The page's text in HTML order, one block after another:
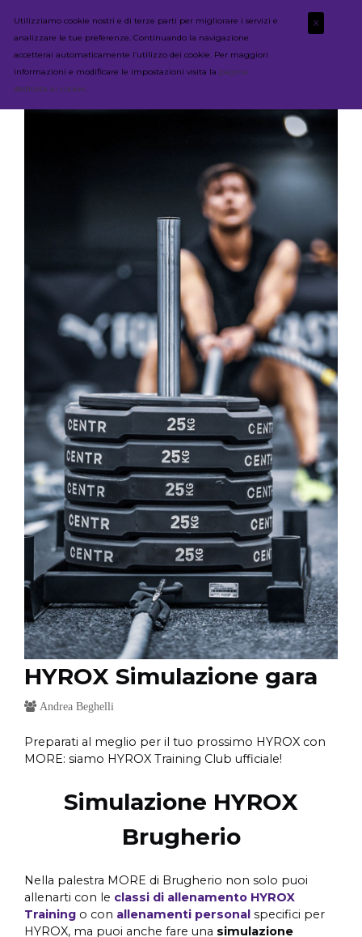
HYROX Simulazione gara
Andrea Beghelli
Preparati al meglio per il tuo prossimo HYROX con
MORE: siamo HYROX Training Club ufficiale!
Simulazione HYROX
Brugherio
Nella palestra MORE di Brugherio non solo puoi
allenarti con le classi di allenamento HYROX
Training o con allenamenti personal specifici per
HYROX, ma puoi anche fare una simulazione
Utilizziamo cookie nostri e di terze parti per migliorare i servizi e
analizzare le tue preferenze. Continuando la navigazione
accetterai automaticamente l’utilizzo dei cookie. Per maggiori
informazioni e modificare le impostazioni visita la pagina
dedicata ai cookie.
X